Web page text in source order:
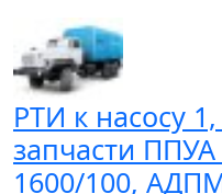
РТИ к насосу
запчасти
1600/100,